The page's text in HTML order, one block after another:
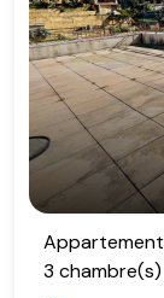
3 chambre(s)